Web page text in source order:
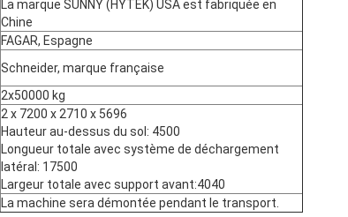
La marque SUNNY (HYTEK) USA est fabriquée en
Chine
FAGAR, Espagne
Schneider, marque française
2x50000 kg
2 x 7200 x 2710 x 5696
Hauteur au-dessus du sol: 4500
Longueur totale avec système de déchargement
latéral: 17500
Largeur totale avec support avant:4040
La machine sera démontée pendant le transport.